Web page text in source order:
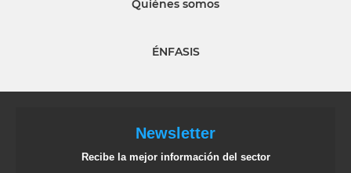
Quiénes somos
ÉNFASIS
Newsletter
Recibe la mejor información del sector